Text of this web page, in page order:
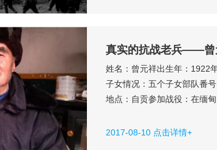
真实的抗战老兵——曾
姓名：曾元祥出生年：1922
子女情况：五个子女部队番
地点：自贡参加战役：在缅
路、桥。后来部队奉命回国
2017-08-10 点击详情+